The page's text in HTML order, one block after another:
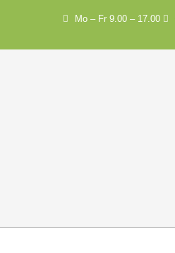
Mo – Fr 9.00 – 17.00